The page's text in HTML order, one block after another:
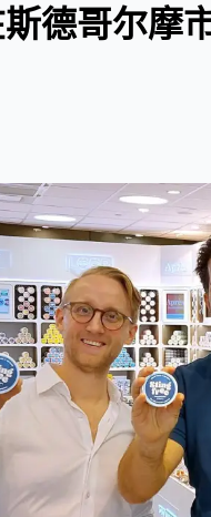
德哥尔摩